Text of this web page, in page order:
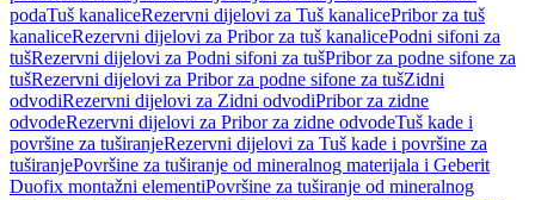
podaTuš kanaliceRezervni dijelovi za Tuš kanalicePribor za tuš
kanaliceRezervni dijelovi za Pribor za tuš kanalicePodni sifoni za
tušRezervni dijelovi za Podni sifoni za tušPribor za podne sifone za
tušRezervni dijelovi za Pribor za podne sifone za tušZidni
odvodiRezervni dijelovi za Zidni odvodiPribor za zidne
odvodeRezervni dijelovi za Pribor za zidne odvodeTuš kade i
površine za tuširanjeRezervni dijelovi za Tuš kade i površine za
tuširanjePovršine za tuširanje od mineralnog materijala i Geberit
Duofix montažni elementiPovršine za tuširanje od mineralnog